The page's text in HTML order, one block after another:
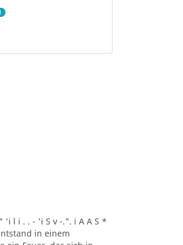
'i l i . . - 'i S v -.". i A A S *
in einem